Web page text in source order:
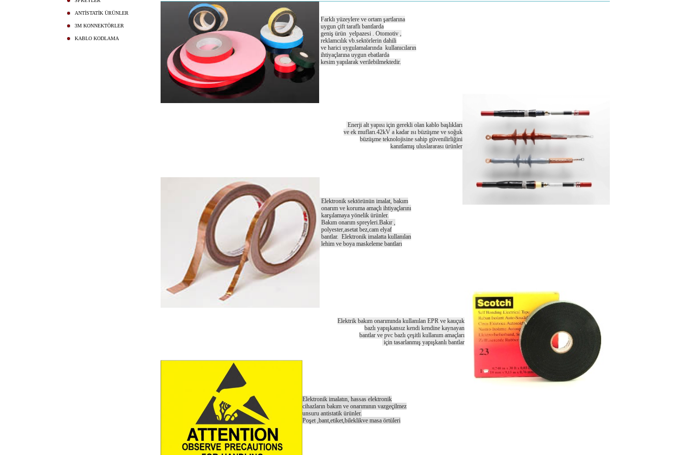
ANTİSTATİK ÜRÜNLER
3M KONNEKTÖRLER
KABLO KODLAMA
Farklı yüzeylere ve ortam şartlarına
uygun çift taraflı bantlarda
geniş ürün yelpazesi . Otomotiv ,
reklamcılık vb.sektörlerin dahili
ve harici uygulamalarında kullanıcıların
ihtiyaçlarına uygun ebatlarda
kesim yapılarak verilebilmektedir.
Enerji alt yapısı için gerekli olan kablo başlıkları
ve ek mufları.42kV a kadar ısı büzüşme ve soğuk
büzüşme teknolojisine sahip güvenilirliğini
kanıtlamış uluslararası ürünler
Elektronik sektörünün imalat, bakım
onarım ve koruma amaçlı ihtiyaçlarını
karşılamaya yönelik ürünler.
Bakım onarım spreyleri.Bakır ,
polyester,asetat bez,cam elyaf
bantlar. Elektronik imalatta kullanılan
lehim ve boya maskeleme bantları
Elektrik bakım onarımında kullanılan EPR ve kauçuk
bazlı yapışkansız kendi kendine kaynayan
bantlar ve pvc bazlı çeşitli kullanım amaçları
için tasarlanmış yapışkanlı bantlar
Elektronik imalatın, hassas elektronik
cihazların bakım ve onarımının vazgeçilmez
unsuru antistatik ürünler.
Poşet ,bant,etiket,bileklikve masa örtüleri